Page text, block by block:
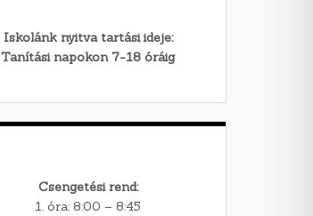
Iskolánk nyitva tartási ideje:
Tanítási napokon 7-18 óráig
Csengetési rend:
1. óra: 8:00 – 8:45